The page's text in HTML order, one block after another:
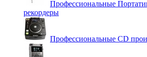
Профессиональные
рекордеры
Профессиональные СD